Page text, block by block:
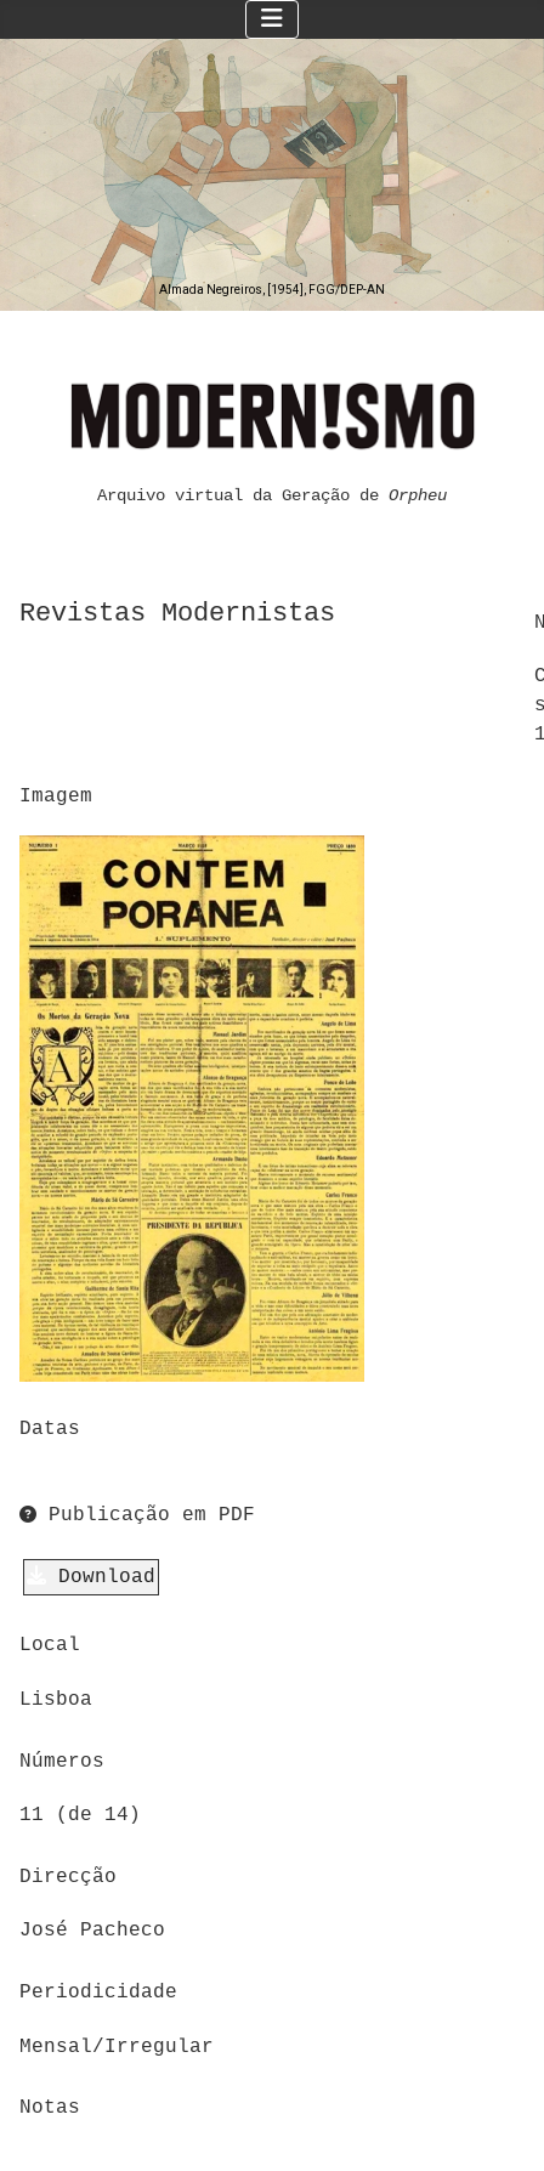
Almada Negreiros, [1954], FGG/DEP-AN
Arquivo virtual da Geração de Orpheu
Revistas Modernistas
Imagem
Datas
Publicação em PDF
Download
Local
Lisboa
Números
11 (de 14)
Direcção
José Pacheco
Periodicidade
Mensal/Irregular
Notas